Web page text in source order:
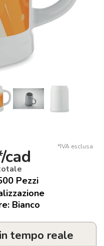
*IVA esclusa
Pezzi
Bianco
tempo reale